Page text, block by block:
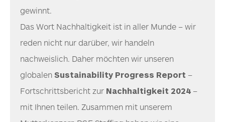
gewinnt.
Das Wort Nachhaltigkeit ist in aller Munde – wir
reden nicht nur darüber, wir handeln
nachweislich. Daher möchten wir unseren
globalen Sustainability Progress Report –
Fortschrittsbericht zur Nachhaltigkeit 2024 –
mit Ihnen teilen. Zusammen mit unserem